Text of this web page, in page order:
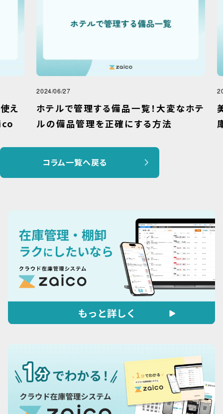
2024/06/27
ホテルで管理する備品一覧！大変なホテ
ルの備品管理を正確にする方法
コラム一覧へ戻る